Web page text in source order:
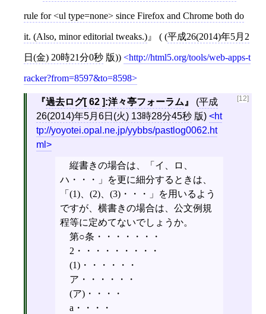
rule for <ul type=none> since Firefox and Chrome both do
it. (Also, minor editorial tweaks.) ( (平成26(2014)年5月2
日(金) 20時21分0秒 版)) http://html5.org/tools/web-apps-t
racker?from=8597&to=8598
[12]
過去ログ[62 ]:洋々亭フォーラム (平成
26(2014)年5月6日(火) 13時28分45秒版)
ht
tp://yoyotei.opal.ne.jp/yybbs/pastlog0062.ht
ml
縦書きの場合は、「イ、ロ、
ハ・・・」を更に細分するときは、
「(1)、(2)、(3)・・・」を用いるよう
ですが、横書きの場合は、公文例規
程等に定めてないでしょうか。
第○条・・・・・・・
2・・・・・・・・・
(1)・・・・・・
ア・・・・・・
(ア)・・・・
a・・・・